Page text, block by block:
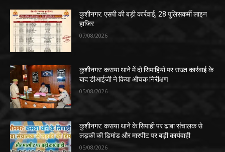
कुशीनगर: एसपी की बड़ी कार्रवाई, 28 पुलिसकर्मी लाइन
हाजिर
07/08/2026
कुशीनगर: कसया थाने में दो सिपाहियों पर सख्त कार्रवाई के
बाद डीआईजी ने किया औचक निरीक्षण
05/08/2026
कुशीनगर: कसया थाने के सिपाही पर ढाबा संचालक से
लड़की की डिमांड और मारपीट पर बड़ी कार्यवाही
05/08/2026